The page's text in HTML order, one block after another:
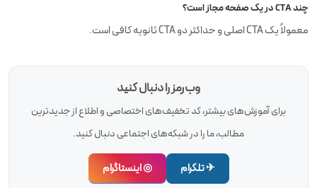
چند CTA در یک صفحه مجاز است؟
معمولاً یک CTA اصلی و حداکثر دو CTA ثانویه کافی است.
وب‌رمز را دنبال کنید
برای آموزش‌های بیشتر، کد تخفیف‌های اختصاصی و اطلاع از جدیدترین
مطالب، ما را در شبکه‌های اجتماعی دنبال کنید.
✈ تلگرام ◎ اینستاگرام